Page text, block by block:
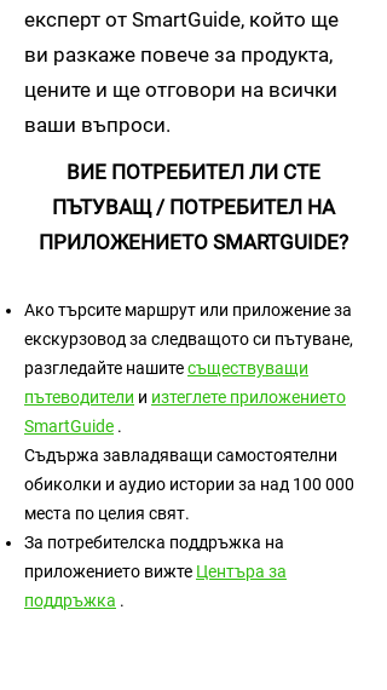
експерт от SmartGuide, който ще
ви разкаже повече за продукта,
цените и ще отговори на всички
ваши въпроси.
ВИЕ ПОТРЕБИТЕЛ ЛИ СТЕ
ПЪТУВАЩ / ПОТРЕБИТЕЛ НА
ПРИЛОЖЕНИЕТО SMARTGUIDE?
Ако търсите маршрут или приложение за
екскурзовод за следващото си пътуване,
разгледайте нашитесъществуващи
пътеводители и изтеглете приложението
SmartGuide .
Съдържа завладяващи самостоятелни
обиколки и аудио истории за над 100 000
места по целия свят.
За потребителска поддръжка на
приложението вижте Центъра за
поддръжка .